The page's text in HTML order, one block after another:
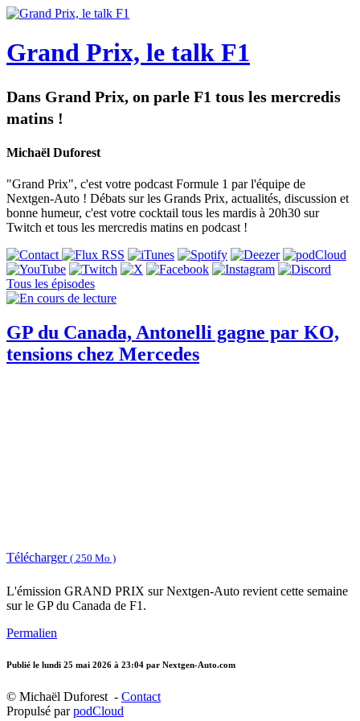
Grand Prix, le talk F1
Dans Grand Prix, on parle F1 tous les mercredis
matins !
Michaël Duforest
"Grand Prix", c'est votre podcast Formule 1 par l'équipe de
Nextgen-Auto ! Débats sur les Grands Prix, actualités, discussion et
bonne humeur, c'est votre cocktail tous les mardis à 20h30 sur
Twitch et tous les mercredis matins en podcast !
Tous les épisodes
GP du Canada, Antonelli gagne par KO,
tensions chez Mercedes
Télécharger ( 250 Mo )
L'émission GRAND PRIX sur Nextgen-Auto revient cette semaine
sur le GP du Canada de F1.
Permalien
Publié le lundi 25 mai 2026 à 23:04 par Nextgen-Auto.com
© Michaël Duforest - Contact
Propulsé parpodCloud